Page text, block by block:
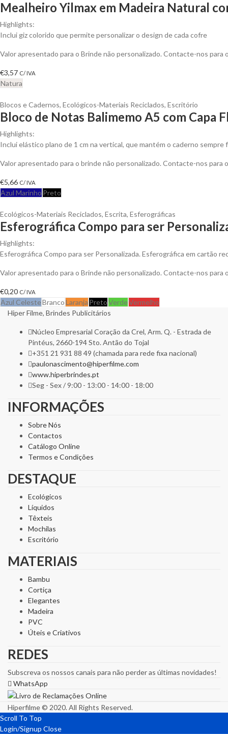
Mealheiro Yilmax em Madeira Natural
Highlights:
Inclui giz colorido que permite personalizar o design de cada cofre
Valor apresentado para o Brinde não personalizado. Contacte-nos
€3,57 C/ IVA
Natura
Blocos e Cadernos, Ecológicos-Materiais Reciclados, Escritório
Bloco de Notas Balimemo A5 com Capa
Highlights:
Inclui elástico plano de 1 cm na vertical, que mantém o caderno
Valor apresentado para o brinde não personalizado. Contacte-nos
€5,66 C/ IVA
Azul Marinho Preto
Ecológicos-Materiais Reciclados, Escrita, Esferográficas
Esferográfica Compo para ser
Highlights:
Esferográfica Compo para ser Personalizada. Esferográfica em cartão
Valor apresentado para o Brinde não personalizado. Contacte-nos
€0,20 C/ IVA
Azul CelesteBrancoLaranja PretoVerdeVermelho
Hiper Filme, Brindes Publicitários
Núcleo Empresarial Coração da Crel, Arm. Q. - Estrada de
Pintéus, 2660-194 Sto. Antão do Tojal
+351 21 931 88 49 (chamada para rede fixa nacional)
paulonascimento@hiperfilme.com
www.hiperbrindes.pt
Seg - Sex / 9:00 - 13:00 - 14:00 - 18:00
INFORMAÇÕES
Sobre Nós
Contactos
Catálogo Online
Termos e Condições
DESTAQUE
Ecológicos
Líquidos
Têxteis
Mochilas
Escritório
MATERIAIS
Bambu
Cortiça
Elegantes
Madeira
PVC
Úteis e Criativos
REDES
Subscreva os nossos canais para não perder as últimas novidades!
WhatsApp
Hiperfilme © 2020. All Rights Reserved.
Scroll To Top
Login/Signup Close